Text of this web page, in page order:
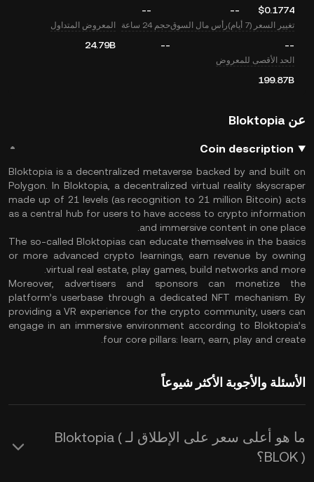
$0.1774
--
--
تغيير السعر (7 أيام)
--
رأس مال السوقحجم 24 ساعة
--
المعروض المتداول
24.79B
الحد الأقصى للمعروض
199.87B
عن Bloktopia
Coin description
Bloktopia is a decentralized metaverse backed by and built on
Polygon. In Bloktopia, a decentralized virtual reality skyscraper
made up of 21 levels (as recognition to 21 million Bitcoin) acts
as a central hub for users to have access to crypto information
and immersive content in one place.
The so-called Bloktopias can educate themselves in the basics
or more advanced crypto learnings, earn revenue by owning
virtual real estate, play games, build networks and more.
Moreover, advertisers and sponsors can monetize the
platform’s userbase through a dedicated NFT mechanism. By
providing a VR experience for the crypto community, users can
engage in an immersive environment according to Bloktopia’s
four core pillars: learn, earn, play and create.
الأسئلة والأجوبة الأكثر شيوعاً
ما هو أعلى سعر على الإطلاق لـ Bloktopia (
BLOK )؟